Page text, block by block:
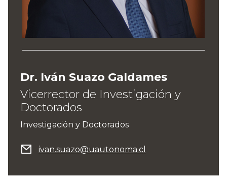
Dr. Iván Suazo Galdames
Vicerrector de Investigación y
Doctorados
Investigación y Doctorados
ivan.suazo@uautonoma.cl